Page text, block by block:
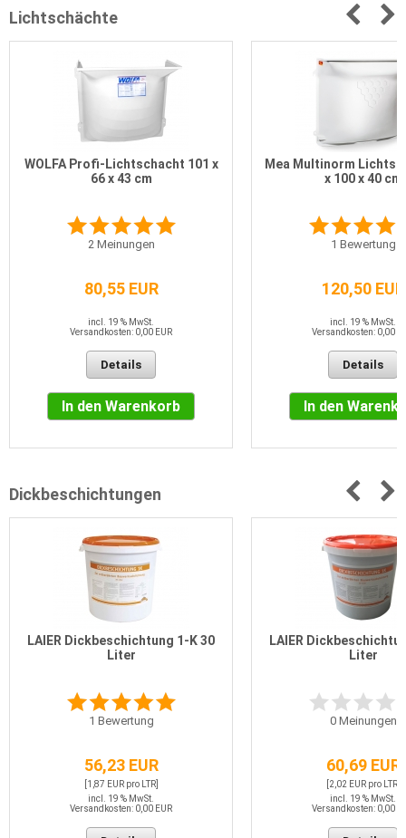
Lichtschächte
WOLFA Profi-Lichtschacht 101 x
66 x 43 cm
2Meinungen
80,55 EUR
incl. 19 % MwSt.
Versandkosten: 0,00 EUR
Details
In den Warenkorb
Mea Multinorm
x 100 x 40 cm
1 Bewertung
120,50 EUR
incl. 19 % MwSt.
Versandkosten: 0,00
Details
In den
Dickbeschichtungen
LAIER Dickbeschichtung 1-K 30
Liter
1 Bewertung
56,23 EUR
[1,87 EUR pro LTR]
incl. 19 % MwSt.
Versandkosten: 0,00 EUR
LAIER
Liter
0Meinungen
60,69 EUR
[2,02 EUR pro LTR]
incl. 19 % MwSt.
Versandkosten: 0,00